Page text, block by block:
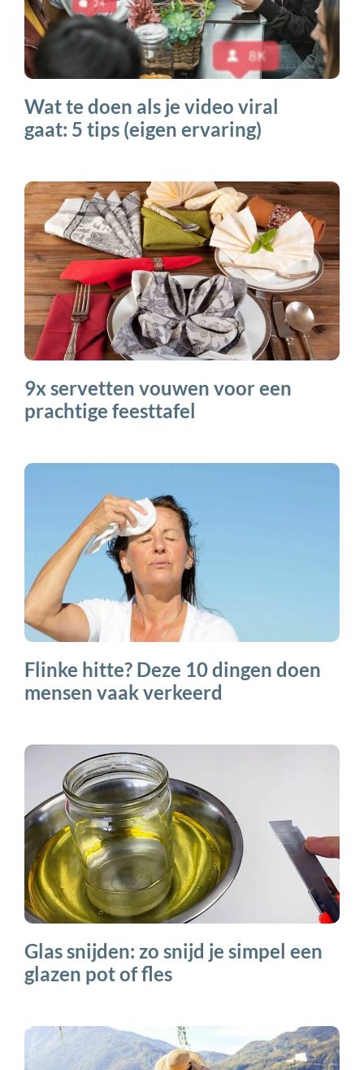
Wat te doen als je video viral
gaat: 5 tips (eigen ervaring)
9x servetten vouwen voor een
prachtige feesttafel
Flinke hitte? Deze 10 dingen doen
mensen vaak verkeerd
Glas snijden: zo snijd je simpel een
glazen pot of fles